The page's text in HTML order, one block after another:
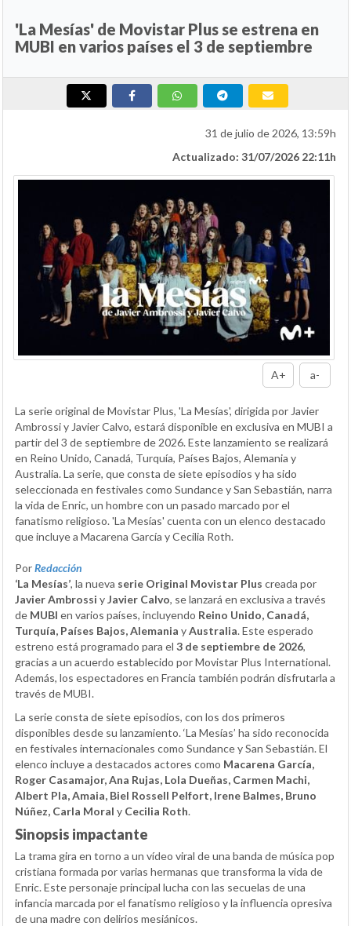
'La Mesías' de Movistar Plus se estrena en
MUBI en varios países el 3 de septiembre
31 de julio de 2026, 13:59h
Actualizado: 31/07/2026 22:11h
A+ a-
La serie original de Movistar Plus, 'La Mesías', dirigida por Javier
Ambrossi y Javier Calvo, estará disponible en exclusiva en MUBI a
partir del 3 de septiembre de 2026. Este lanzamiento se realizará
en Reino Unido, Canadá, Turquía, Países Bajos, Alemania y
Australia. La serie, que consta de siete episodios y ha sido
seleccionada en festivales como Sundance y San Sebastián, narra
la vida de Enric, un hombre con un pasado marcado por el
fanatismo religioso. 'La Mesías' cuenta con un elenco destacado
que incluye a Macarena García y Cecilia Roth.
PorRedacción
‘La Mesías’, la nueva serie Original Movistar Plus creada por
Javier Ambrossi yJavier Calvo, se lanzará en exclusiva a través
de MUBI en varios países, incluyendo Reino Unido, Canadá,
Turquía, Países Bajos, Alemania yAustralia. Este esperado
estreno está programado para el 3 de septiembre de 2026,
gracias a un acuerdo establecido por Movistar Plus International.
Además, los espectadores en Francia también podrán disfrutarla a
través de MUBI.
La serie consta de siete episodios, con los dos primeros
disponibles desde su lanzamiento. ‘La Mesías’ ha sido reconocida
en festivales internacionales como Sundance y San Sebastián. El
elenco incluye a destacados actores como Macarena García,
Roger Casamajor, Ana Rujas, Lola Dueñas, Carmen Machi,
Albert Pla, Amaia, Biel Rossell Pelfort, Irene Balmes, Bruno
Núñez, Carla Moral y Cecilia Roth.
Sinopsis impactante
La trama gira en torno a un vídeo viral de una banda de música pop
cristiana formada por varias hermanas que transforma la vida de
Enric. Este personaje principal lucha con las secuelas de una
infancia marcada por el fanatismo religioso y la influencia opresiva
de una madre con delirios mesiánicos.